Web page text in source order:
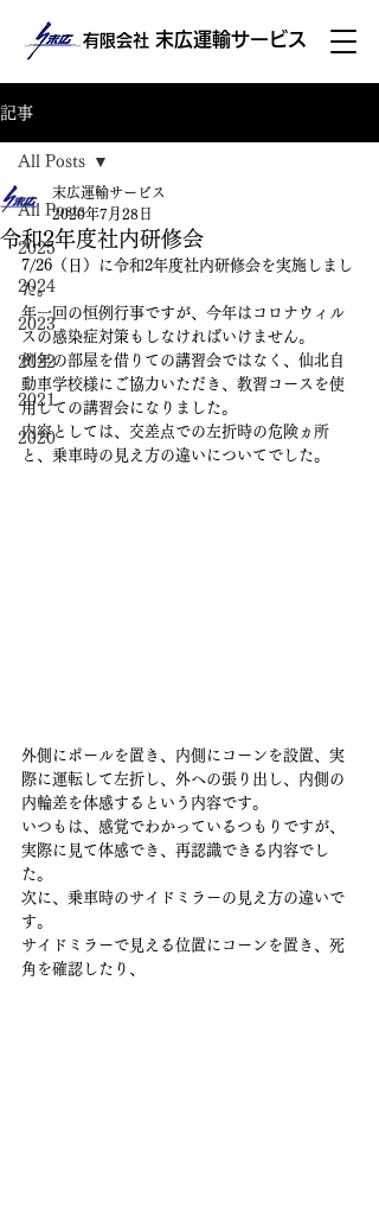
有限会社 末広運輸サービス
記事
All Posts
2025
2024
2023
2022
2021
2020
All Posts
令和2年度社内研修会
末広運輸サービス
2020年7月28日
7/26（日）に令和2年度社内研修会を実施しまし
た。
年一回の恒例行事ですが、今年はコロナウィル
スの感染症対策もしなければいけません。
例年の部屋を借りての講習会ではなく、仙北自
動車学校様にご協力いただき、教習コースを使
用しての講習会になりました。
内容としては、交差点での左折時の危険ヵ所
と、乗車時の見え方の違いについてでした。
外側にポールを置き、内側にコーンを設置、実
際に運転して左折し、外への張り出し、内側の
内輪差を体感するという内容です。
いつもは、感覚でわかっているつもりですが、
実際に見て体感でき、再認識できる内容でし
た。
次に、乗車時のサイドミラーの見え方の違いで
す。
サイドミラーで見える位置にコーンを置き、死
角を確認したり、